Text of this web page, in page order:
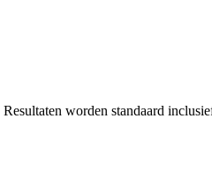
Resultaten worden standaard